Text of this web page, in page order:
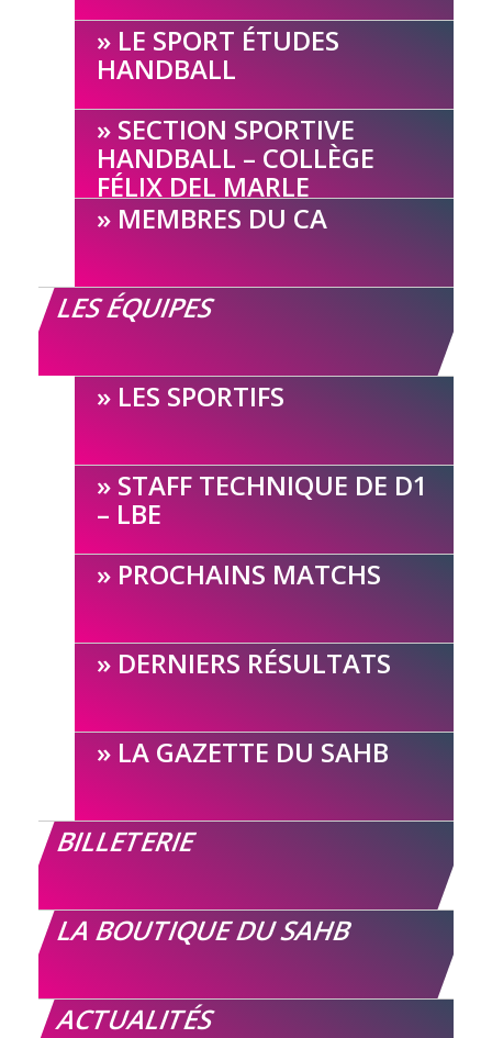
LE SPORT ÉTUDES
HANDBALL
SECTION SPORTIVE
HANDBALL – COLLÈGE
FÉLIX DEL MARLE
MEMBRES DU CA
LES ÉQUIPES
LES SPORTIFS
STAFF TECHNIQUE DE D1
– LBE
PROCHAINS MATCHS
DERNIERS RÉSULTATS
LA GAZETTE DU SAHB
BILLETERIE
LA BOUTIQUE DU SAHB
ACTUALITÉS